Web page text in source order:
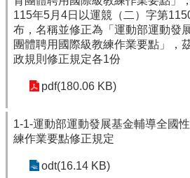
E
化
學
校
頁
115年5月4日以運競（二）字第
布，名稱並修正為「運動部運動發
團體聘用國際級教練作業要點」，
政規則修正規定各1份
pdf(180.06 KB)
1-1-運動部運動發展基金輔導全國
練作業要點修正規定
odt(16.14 KB)